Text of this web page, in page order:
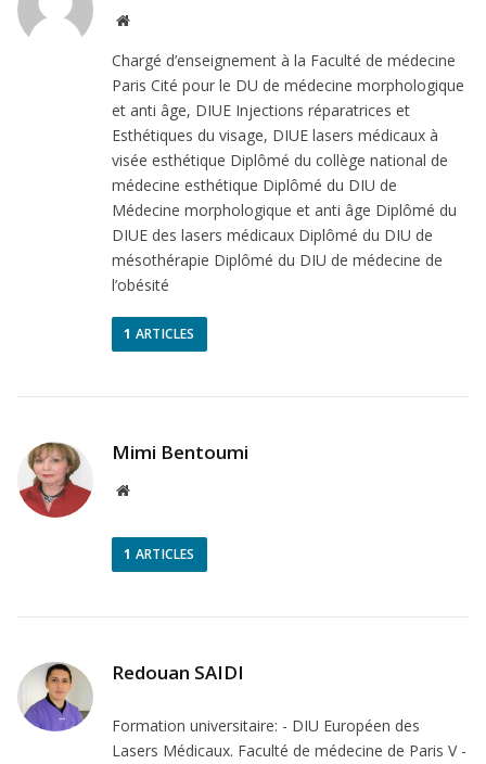
Site
Chargé d’enseignement à la Faculté de médecine
Paris Cité pour le DU de médecine morphologique
et anti âge, DIUE Injections réparatrices et
Esthétiques du visage, DIUE lasers médicaux à
visée esthétique Diplômé du collège national de
médecine esthétique Diplômé du DIU de
Médecine morphologique et anti âge Diplômé du
DIUE des lasers médicaux Diplômé du DIU de
mésothérapie Diplômé du DIU de médecine de
l’obésité
1 ARTICLES
Mimi Bentoumi
Site
1 ARTICLES
Redouan SAIDI
Formation universitaire: - DIU Européen des
Lasers Médicaux. Faculté de médecine de Paris V -